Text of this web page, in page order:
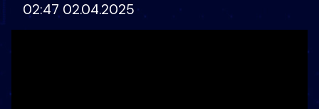
02:47 02.04.2025